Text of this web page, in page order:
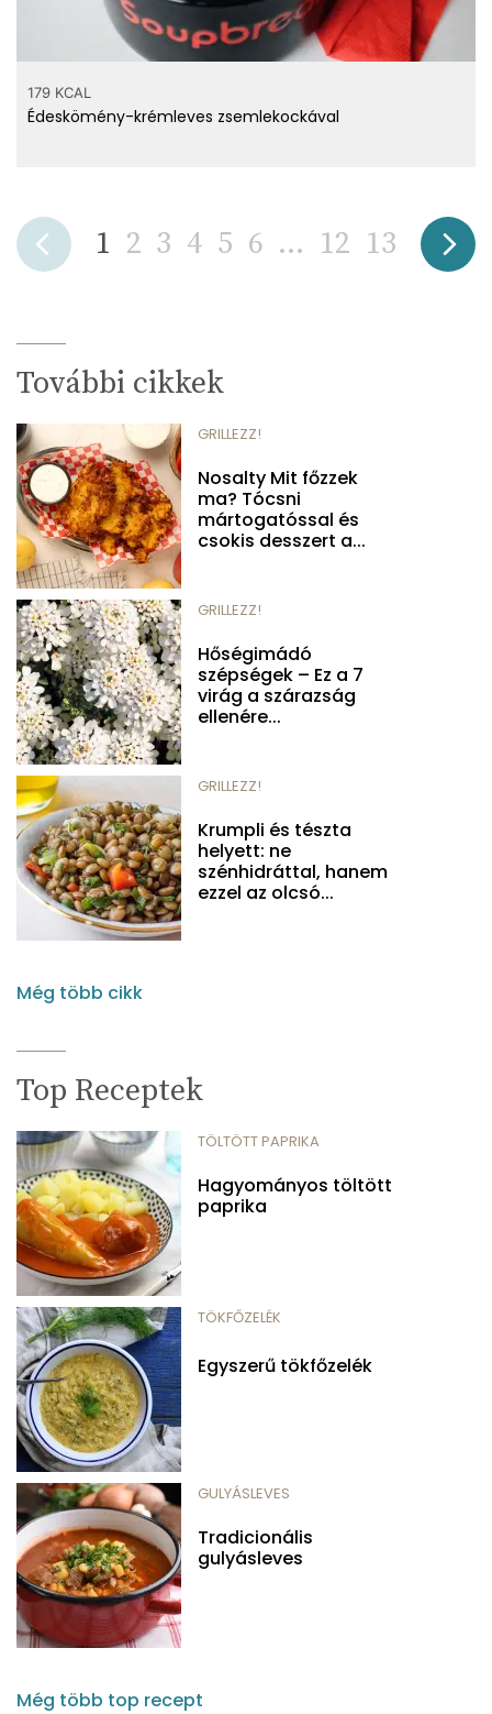
179 KCAL
Édeskömény-krémleves zsemlekockával
1 2 3 4 5 6 ... 12 13
További cikkek
GRILLEZZ!
Nosalty Mit főzzek
ma? Tócsni
mártogatóssal és
csokis desszert a...
GRILLEZZ!
Hőségimádó
szépségek – Ez a 7
virág a szárazság
ellenére...
GRILLEZZ!
Krumpli és tészta
helyett: ne
szénhidráttal, hanem
ezzel az olcsó...
Még több cikk
Top Receptek
TÖLTÖTT PAPRIKA
Hagyományos töltött
paprika
TÖKFŐZELÉK
Egyszerű tökfőzelék
GULYÁSLEVES
Tradicionális
gulyásleves
Még több top recept